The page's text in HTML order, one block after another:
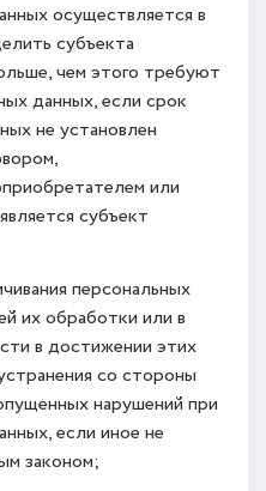
осуществляется в
субъекта
чем этого требуют
данных, если срок
не установлен
или
субъект
персональных
их обработки или в
в достижении этих
со стороны
нарушений при
если иное не
законом;